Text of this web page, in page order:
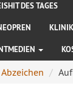
DES TAGES
Abzeichen